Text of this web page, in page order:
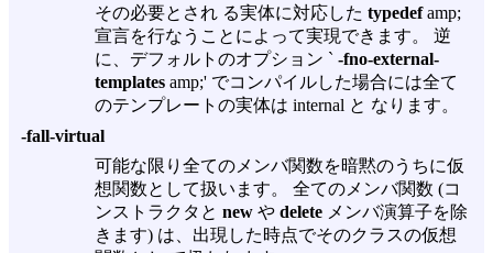
その必要とされ る実体に対応した typedefamp;
宣言を行なうことによって実現できます。 逆
に、デフォルトのオプション ` -fno-external-
templates amp;' でコンパイルした場合には全て
のテンプレートの実体は internal と なります。
-fall-virtual
可能な限り全てのメンバ関数を暗黙のうちに仮
想関数として扱います。 全てのメンバ関数 (コ
ンストラクタと new や delete メンバ演算子を除
きます) は、出現した時点でそのクラスの仮想